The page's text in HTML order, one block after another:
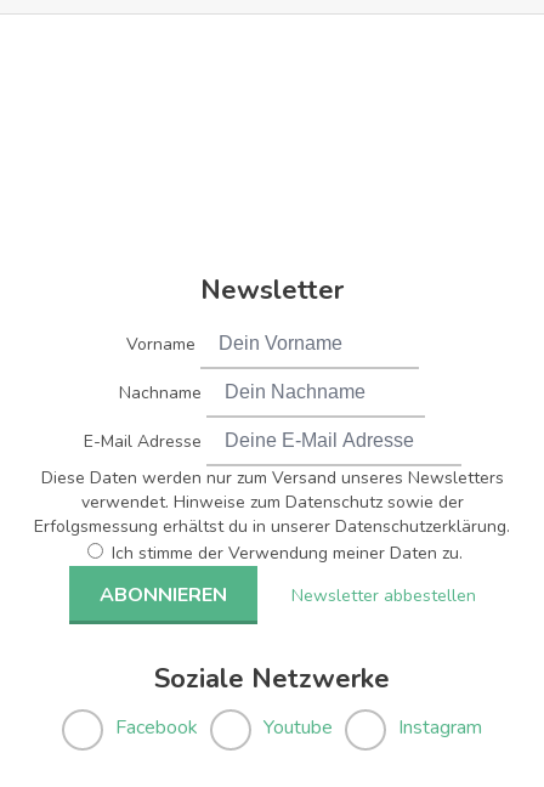
Newsletter
Vorname
Nachname
E-Mail Adresse
Diese Daten werden nur zum Versand unseres Newsletters
verwendet. Hinweise zum Datenschutz sowie der
Erfolgsmessung erhältst du in unserer Datenschutzerklärung.
Ich stimme der Verwendung meiner Daten zu.
Newsletter abbestellen
Soziale Netzwerke
Facebook Youtube Instagram